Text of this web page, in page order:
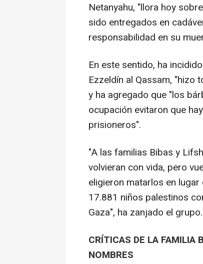
Netanyahu, "llora hoy
sido entregados en
responsabilidad en su
En este sentido, ha
Ezzeldín al Qassam,
y ha agregado que "los
ocupación evitaron que
prisioneros".
"A las familias Bibas y
volvieran con vida, pero
eligieron matarlos en
17.881 niños palestinos
Gaza", ha zanjado el grupo.
CRÍTICAS DE LA FAMILIA
NOMBRES